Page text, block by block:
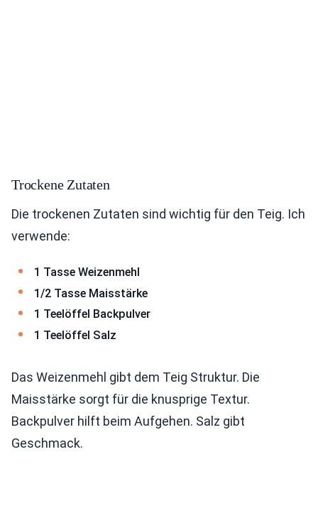
Trockene Zutaten
Die trockenen Zutaten sind wichtig für den Teig. Ich
verwende:
1 Tasse Weizenmehl
1/2 Tasse Maisstärke
1 Teelöffel Backpulver
1 Teelöffel Salz
Das Weizenmehl gibt dem Teig Struktur. Die
Maisstärke sorgt für die knusprige Textur.
Backpulver hilft beim Aufgehen. Salz gibt
Geschmack.